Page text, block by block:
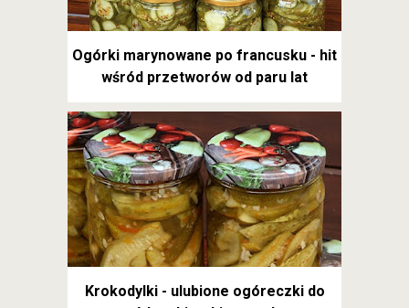
Ogórki marynowane po francusku - hit
wśród przetworów od paru lat
Krokodylki - ulubione ogóreczki do